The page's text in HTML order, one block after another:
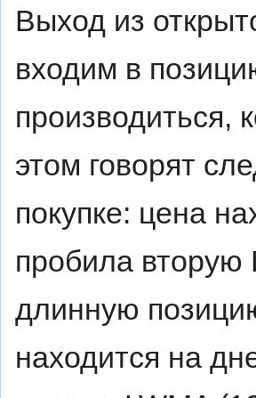
Выход из
входим в
производиться,
этом говорят
покупке: цена
пробила вторую
длинную
находится на